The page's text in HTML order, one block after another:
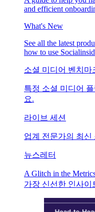
and efficient
What's New
See all the latest
how to use
소셜 미디어 벤치마
특정 소셜 미디어
요.
라이브 세션
업계 전문가의 최신
뉴스레터
A Glitch in the
가장 신선한 인사이